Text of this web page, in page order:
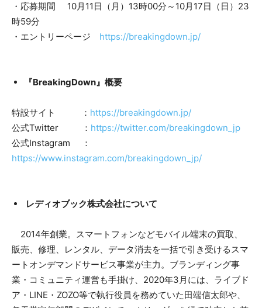
・応募期間 10月11日（月）13時00分～10月17日（日）23
時59分
・エントリーページ https://breakingdown.jp/
『BreakingDown』概要
特設サイト ： https://breakingdown.jp/
公式Twitter ： https://twitter.com/breakingdown_jp
公式Instagram ：
https://www.instagram.com/breakingdown_jp/
レディオブック株式会社について
2014年創業。スマートフォンなどモバイル端末の買取、
販売、修理、レンタル、データ消去を一括で引き受けるスマ
ートオンデマンドサービス事業が主力。ブランディング事
業・コミュニティ運営も手掛け、2020年3月には、ライブド
ア・LINE・ZOZO等で執行役員を務めていた田端信太郎や、